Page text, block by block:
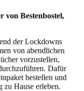
von Bestenbostel,
der Lockdowns
von abendlichen
vorzustellen,
Dafür
bestellen und
zu Hause erleben.